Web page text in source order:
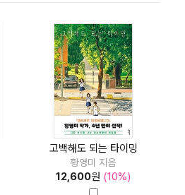
고백해도 되는 타이밍
황영미 지음
12,600원 (10%)